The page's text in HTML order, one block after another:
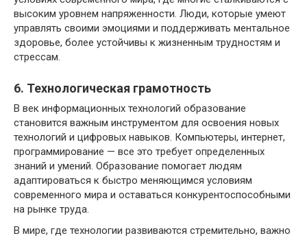
высоким уровнем напряженности. Люди, которые умеют
управлять своими эмоциями и поддерживать ментальное
здоровье, более устойчивы к жизненным трудностям и
стрессам.
6. Технологическая грамотность
В век информационных технологий образование
становится важным инструментом для освоения новых
технологий и цифровых навыков. Компьютеры, интернет,
программирование — все это требует определенных
знаний и умений. Образование помогает людям
адаптироваться к быстро меняющимся условиям
современного мира и оставаться конкурентоспособными
на рынке труда.
В мире, где технологии развиваются стремительно, важно